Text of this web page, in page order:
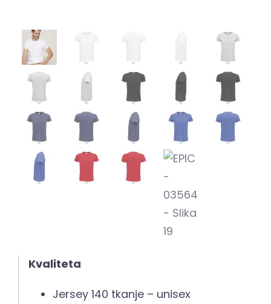
Kvaliteta
Jersey 140 tkanje – unisex